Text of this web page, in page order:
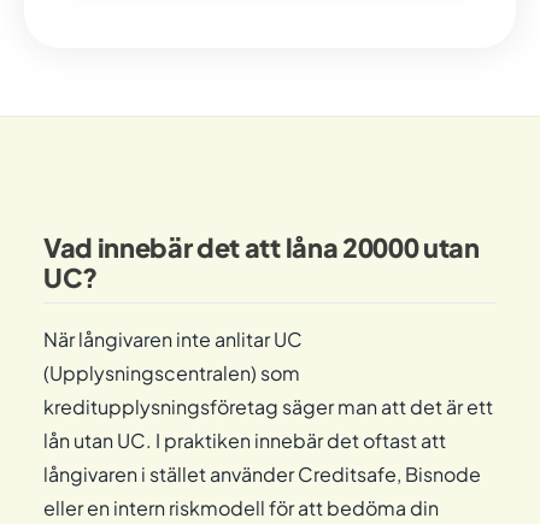
Vad innebär det att låna 20000 utan
UC?
När långivaren inte anlitar UC
(Upplysningscentralen) som
kreditupplysningsföretag säger man att det är ett
lån utan UC. I praktiken innebär det oftast att
långivaren i stället använder Creditsafe, Bisnode
eller en intern riskmodell för att bedöma din